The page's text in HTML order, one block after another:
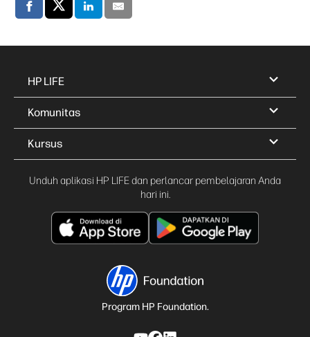
HP LIFE
Komunitas
Kursus
Unduh aplikasi HP LIFE dan perlancar pembelajaran Anda
hari ini.
Program HP Foundation.